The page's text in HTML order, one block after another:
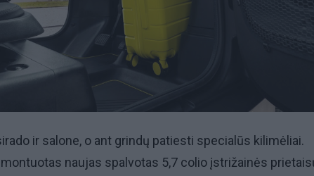
ir salone, o ant grindų patiesti specialūs kilimėliai.
naujas spalvotas 5,7 colio įstrižainės